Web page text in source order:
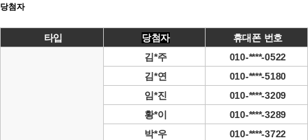
당첨자
타입 당첨자 휴대폰 번호
김*주
010-****-0522
김*연
010-****-5180
임*진
010-****-3209
황*이
010-****-3289
박*우
010-****-3722